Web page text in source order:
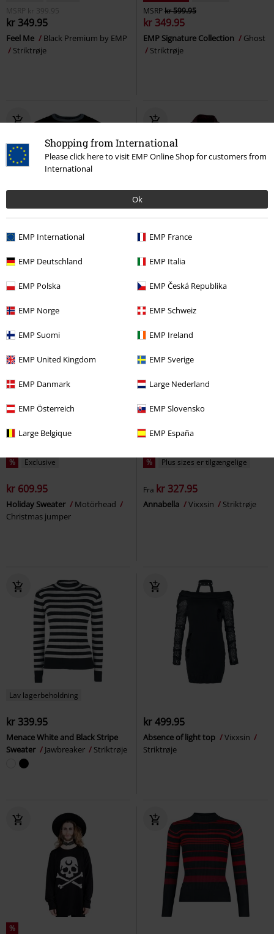
Shopping from International
Please click here to visit EMP Online Shop for customers from
International
Ok
EMP International EMP France
EMP Deutschland EMP Italia
EMP Polska EMP Česká Republika
EMP Norge EMP Schweiz
EMP Suomi EMP Ireland
EMP United Kingdom EMP Sverige
EMP Danmark Large Nederland
EMP Österreich EMP Slovensko
Large Belgique EMP España
MSRP
kr 399.95
kr 349.95
Feel Me
Black Premium by EMP
Striktrøje
MSRPkr 599.95
kr 349.95
EMP Signature Collection
Ghost
Striktrøje
MSRP
Fra kr 279.95
Christmas jumper
MSRP
Fra kr 349.95
EMP
Striktrøje
% Exclusive
kr 609.95
Holiday Sweater
Motörhead
Christmas jumper
% Plus sizes er tilgængelige
Fra kr 327.95
Annabella Vixxsin Striktrøje
Lav lagerbeholdning
kr 339.95
Menace White and Black Stripe
Sweater
Jawbreaker Striktrøje
kr 499.95
Absence of light top
Vixxsin
Striktrøje
%